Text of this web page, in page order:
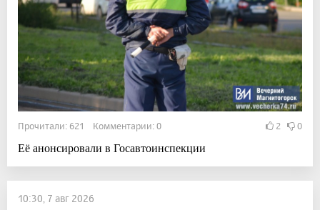
Прочитали: 621 Комментарии: 0 2 0
Её анонсировали в Госавтоинспекции
10:30, 7 авг 2026